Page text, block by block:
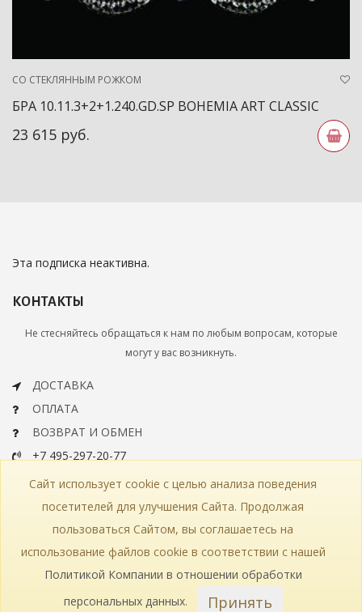
СО СТЕКЛЯННЫМ РОЖКОМ
БРА 10.11.3+2+1.240.GD.SP BOHEMIA ART CLASSIC
23 615 руб.
Эта подписка неактивна.
КОНТАКТЫ
Не стесняйтесь обращаться к нам по любым вопросам, которые
могут у вас возникнуть.
ДОСТАВКА
ОПЛАТА
ВОЗВРАТ И ОБМЕН
+7 495-297-20-77
info@bohemiaartclassic.ru
СКАЧАТЬ КАТАЛОГ
КАТАЛОГ
ПОЛИТИКА КОНФИДЕНЦИАЛЬНОСТИ
СТАТЬИ
ПРОИЗВОДСТВО
© 2018—2026 Bohemia Art Classic
Сайт использует cookie с целью анализа поведения
посетителей для улучшения Сайта. Продолжая
пользоваться Сайтом, вы соглашаетесь на
использование файлов cookie в соответствии с нашей
Политикой Компании в отношении обработки
персональных данных. Принять